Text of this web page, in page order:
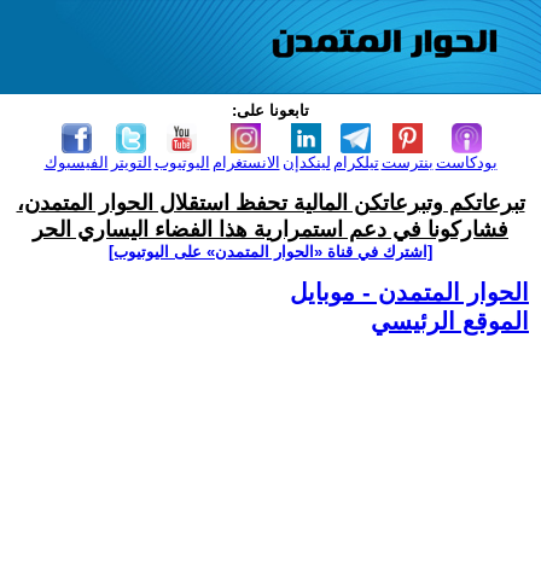
تابعونا على:
الفيسبوك التويتر اليوتيوب الانستغرام لينكدإن تيلكرامبنترست بودكاست
تبرعاتكم وتبرعاتكن المالية تحفظ استقلال الحوار المتمدن،
فشاركونا في دعم استمرارية هذا الفضاء اليساري الحر
[اشترك في قناة ‫«الحوار المتمدن» على اليوتيوب]
الحوار المتمدن - موبايل
الموقع الرئيسي